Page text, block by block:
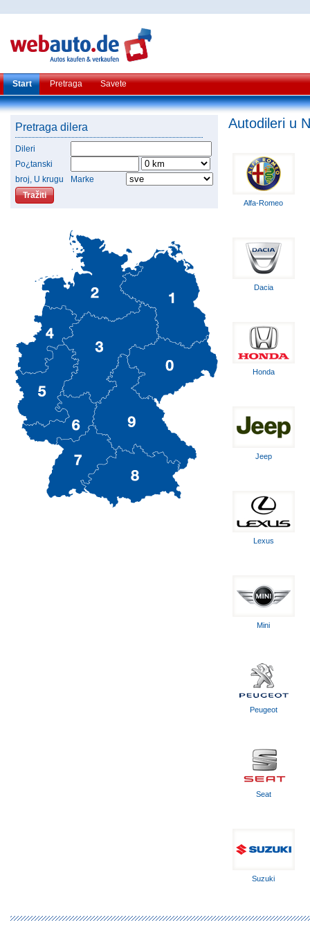
Start Pretraga Savete
Pretraga dilera
Dileri
Po¿tanski
broj, U krugu
Marke
Autodileri u
Alfa-Romeo
Dacia
Honda
Jeep
Lexus
Mini
Peugeot
Seat
Suzuki